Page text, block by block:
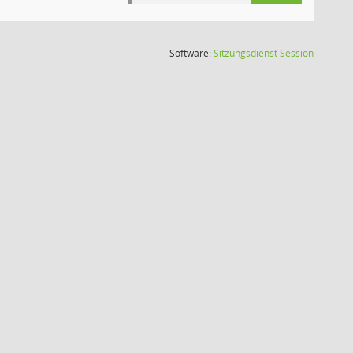
Software:SitzungsdienstSession(Wird in